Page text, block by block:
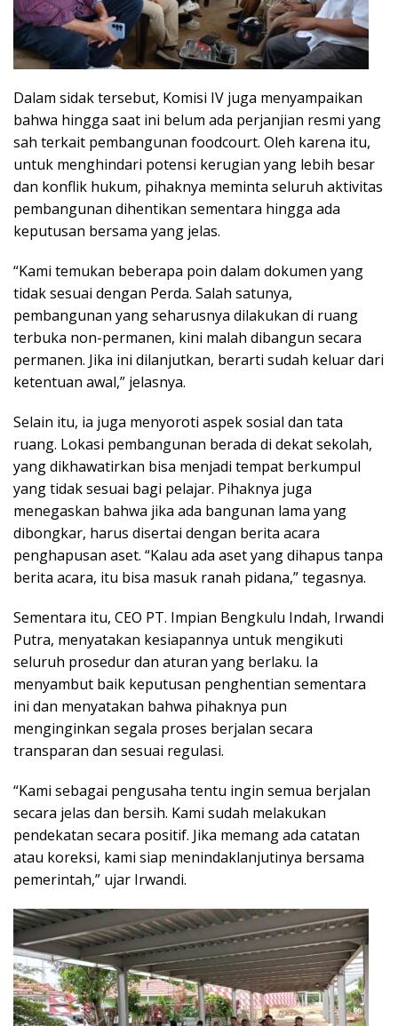
Dalam sidak tersebut, Komisi IV juga menyampaikan
bahwa hingga saat ini belum ada perjanjian resmi yang
sah terkait pembangunan foodcourt. Oleh karena itu,
untuk menghindari potensi kerugian yang lebih besar
dan konflik hukum, pihaknya meminta seluruh aktivitas
pembangunan dihentikan sementara hingga ada
keputusan bersama yang jelas.
“Kami temukan beberapa poin dalam dokumen yang
tidak sesuai dengan Perda. Salah satunya,
pembangunan yang seharusnya dilakukan di ruang
terbuka non-permanen, kini malah dibangun secara
permanen. Jika ini dilanjutkan, berarti sudah keluar dari
ketentuan awal,” jelasnya.
Selain itu, ia juga menyoroti aspek sosial dan tata
ruang. Lokasi pembangunan berada di dekat sekolah,
yang dikhawatirkan bisa menjadi tempat berkumpul
yang tidak sesuai bagi pelajar. Pihaknya juga
menegaskan bahwa jika ada bangunan lama yang
dibongkar, harus disertai dengan berita acara
penghapusan aset. “Kalau ada aset yang dihapus tanpa
berita acara, itu bisa masuk ranah pidana,” tegasnya.
Sementara itu, CEO PT. Impian Bengkulu Indah, Irwandi
Putra, menyatakan kesiapannya untuk mengikuti
seluruh prosedur dan aturan yang berlaku. Ia
menyambut baik keputusan penghentian sementara
ini dan menyatakan bahwa pihaknya pun
menginginkan segala proses berjalan secara
transparan dan sesuai regulasi.
“Kami sebagai pengusaha tentu ingin semua berjalan
secara jelas dan bersih. Kami sudah melakukan
pendekatan secara positif. Jika memang ada catatan
atau koreksi, kami siap menindaklanjutinya bersama
pemerintah,” ujar Irwandi.